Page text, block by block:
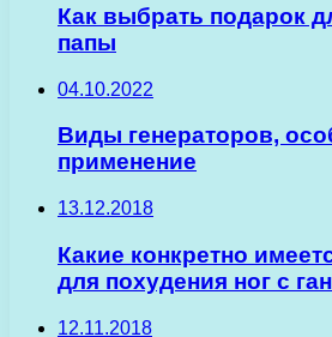
Как выбрать подарок
папы
04.10.2022
Виды генераторов,
применение
13.12.2018
Какие конкретно
для похудения ног с
12.11.2018